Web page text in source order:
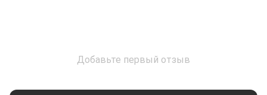
Добавьте первый отзыв